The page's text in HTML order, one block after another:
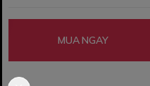
MUA NGAY